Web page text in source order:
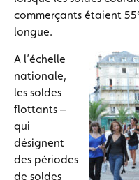
commerçants étaient
longue.
A l’échelle
nationale,
les soldes
flottants –
qui
désignent
des périodes
de soldes